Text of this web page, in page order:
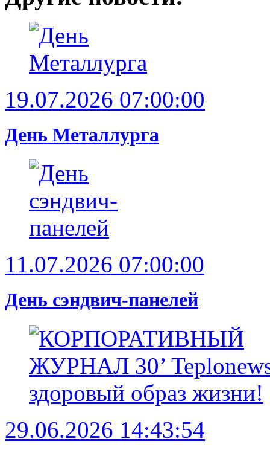
19.07.2026 07:00:00
День Металлурга
11.07.2026 07:00:00
День сэндвич-панелей
29.06.2026 14:43:54